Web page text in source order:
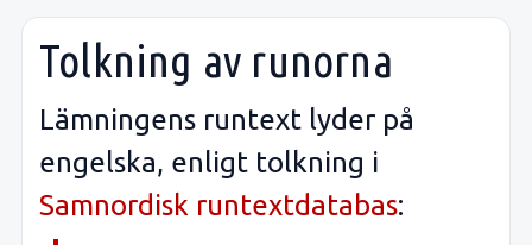
Tolkning av runorna
Lämningens runtext lyder på
engelska, enligt tolkning i
Samnordisk runtextdatabas: